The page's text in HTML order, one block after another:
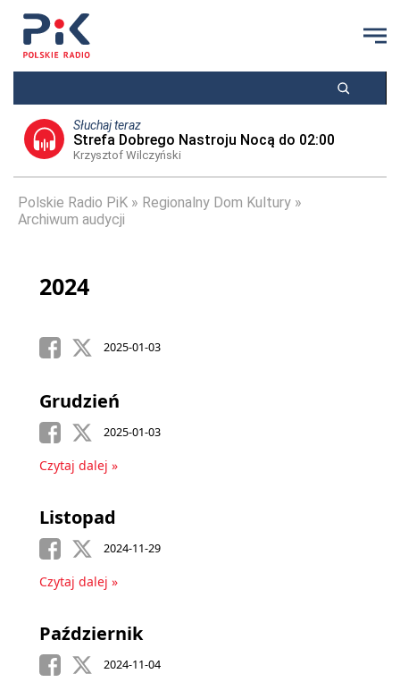
Słuchaj teraz
Strefa Dobrego Nastroju Nocą do 02:00
Krzysztof Wilczyński
Polskie Radio PiK
Regionalny Dom Kultury
Archiwum audycji
2024
2025-01-03
Grudzień
2025-01-03
Czytaj dalej »
Listopad
2024-11-29
Czytaj dalej »
Październik
2024-11-04